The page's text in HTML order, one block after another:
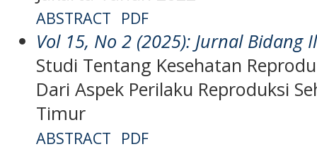
ABSTRACT PDF
Vol 15, No 2 (2025): Jurnal Bidang
Studi Tentang Kesehatan
Dari Aspek Perilaku Reproduksi
Timur
ABSTRACT PDF